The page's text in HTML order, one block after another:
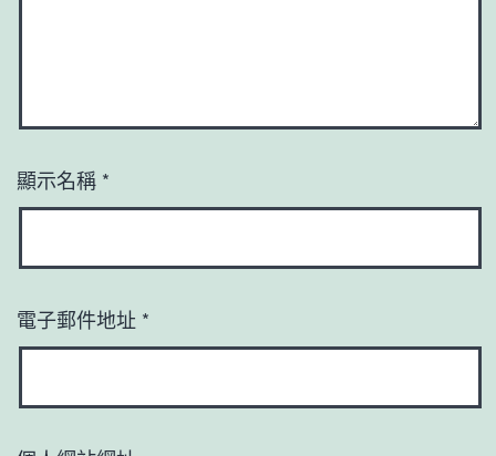
顯示名稱 *
電子郵件地址 *